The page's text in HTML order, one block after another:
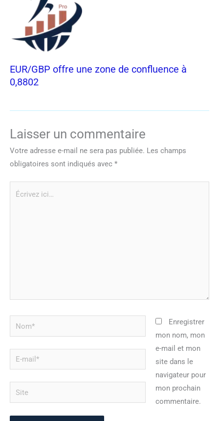
EUR/GBP offre une zone de confluence à
0,8802
Laisser un commentaire
Votre adresse e-mail ne sera pas publiée. Les champs
obligatoires sont indiqués avec *
Nom*
mail*
Site
Enregistrer
mon nom, mon
e-mail et mon
site dans le
navigateur pour
mon prochain
commentaire.